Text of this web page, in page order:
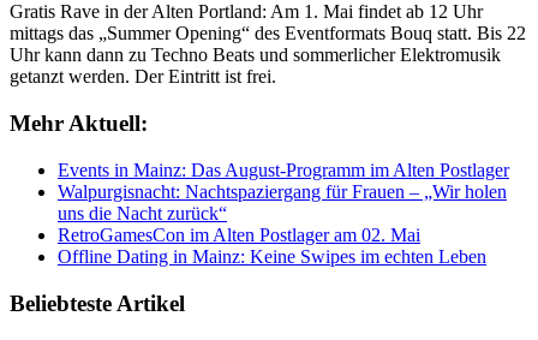
Gratis Rave in der Alten Portland: Am 1. Mai findet ab 12 Uhr
mittags das „Summer Opening“ des Eventformats Bouq statt. Bis 22
Uhr kann dann zu Techno Beats und sommerlicher Elektromusik
getanzt werden. Der Eintritt ist frei.
Mehr Aktuell:
Events in Mainz: Das August-Programm im Alten Postlager
Walpurgisnacht: Nachtspaziergang für Frauen – „Wir holen
uns die Nacht zurück“
RetroGamesCon im Alten Postlager am 02. Mai
Offline Dating in Mainz: Keine Swipes im echten Leben
Beliebteste Artikel